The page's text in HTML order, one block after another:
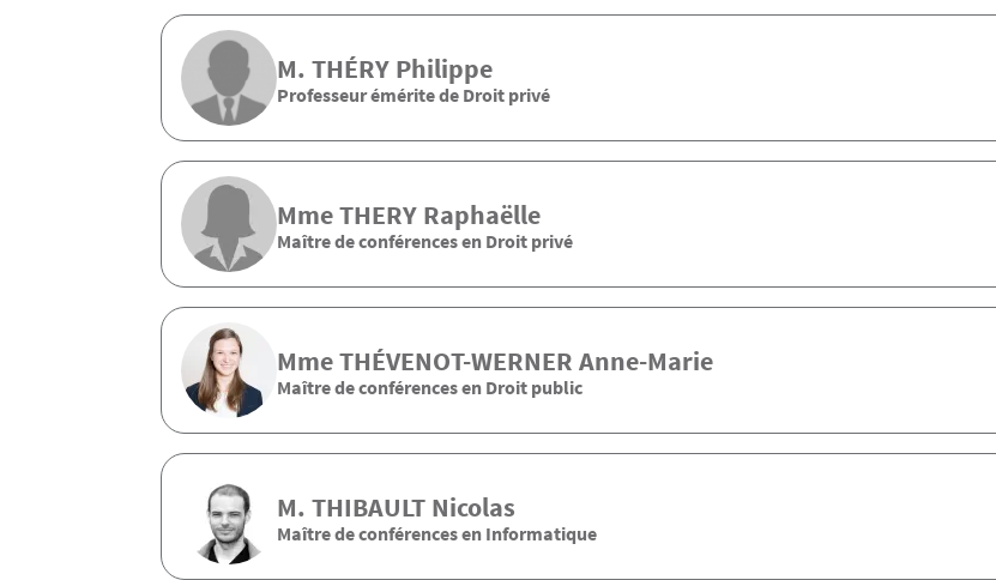
M. THÉRY Philippe
Professeur émérite de Droit privé
MmeTHERY Raphaëlle
Maître de conférences en Droit privé
MmeTHÉVENOT-WERNER Anne-Marie
Maître de conférences en Droit public
M. THIBAULT Nicolas
Maître de conférences en Informatique